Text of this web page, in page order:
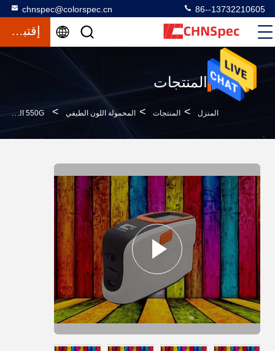
chnspec@colorspec.cn 86--13732210605
إقتباس
المنتجات
المنزل > المنتجات > المحمولة اللون الطيفي > 550G الوزن المطياف للون مطابقة ، لون محلل دقة جيدة